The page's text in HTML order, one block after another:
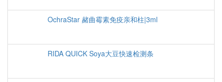
OchraStar 赭曲霉素免疫亲和柱|3ml
RIDA QUICK Soya大豆快速检测条